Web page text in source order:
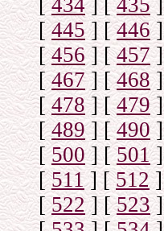
[434] [435]
[445] [446]
[456] [457]
[467] [468]
[478] [479]
[489] [490]
[500] [501]
[511] [512]
[522] [523]